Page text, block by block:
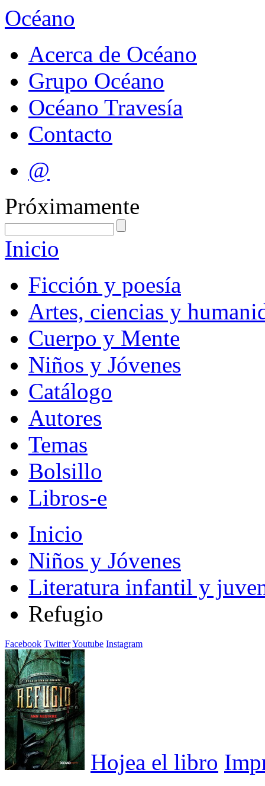
Océano
Acerca de Océano
Grupo Océano
Océano Travesía
Contacto
@
Próximamente
Inicio
Ficción y poesía
Artes, ciencias y
Cuerpo y Mente
Niños y Jóvenes
Catálogo
Autores
Temas
Bolsillo
Libros-e
Inicio
Niños y Jóvenes
Literatura infantil y
Refugio
Facebook TwitterYoutube Instagram
Hojea el libro